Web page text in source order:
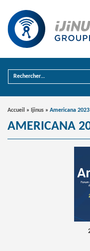
Accueil » Ijinus » Americana
AMERICANA